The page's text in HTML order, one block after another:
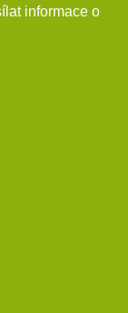
informace o